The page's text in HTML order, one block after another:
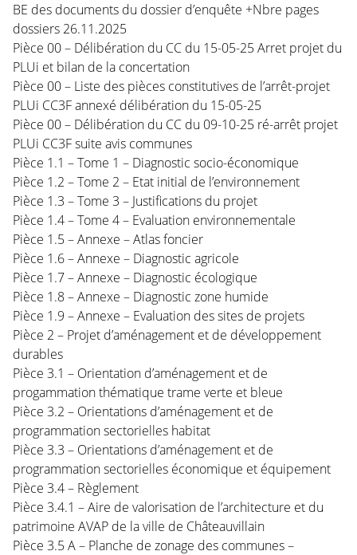
BE des documents du dossier d’enquête +Nbre pages
dossiers 26.11.2025
Pièce 00 – Délibération du CC du 15-05-25 Arret projet du
PLUi et bilan de la concertation
Pièce 00 – Liste des pièces constitutives de l’arrêt-projet
PLUi CC3F annexé délibération du 15-05-25
Pièce 00 – Délibération du CC du 09-10-25 ré-arrêt projet
PLUi CC3F suite avis communes
Pièce 1.1 – Tome 1 – Diagnostic socio-économique
Pièce 1.2 – Tome 2 – Etat initial de l’environnement
Pièce 1.3 – Tome 3 – Justifications du projet
Pièce 1.4 – Tome 4 – Evaluation environnementale
Pièce 1.5 – Annexe – Atlas foncier
Pièce 1.6 – Annexe – Diagnostic agricole
Pièce 1.7 – Annexe – Diagnostic écologique
Pièce 1.8 – Annexe – Diagnostic zone humide
Pièce 1.9 – Annexe – Evaluation des sites de projets
Pièce 2 – Projet d’aménagement et de développement
durables
Pièce 3.1 – Orientation d’aménagement et de
progammation thématique trame verte et bleue
Pièce 3.2 – Orientations d’aménagement et de
programmation sectorielles habitat
Pièce 3.3 – Orientations d’aménagement et de
programmation sectorielles économique et équipement
Pièce 3.4 – Règlement
Pièce 3.4.1 – Aire de valorisation de l’architecture et du
patrimoine AVAP de la ville de Châteauvillain
Pièce 3.5 A – Planche de zonage des communes –